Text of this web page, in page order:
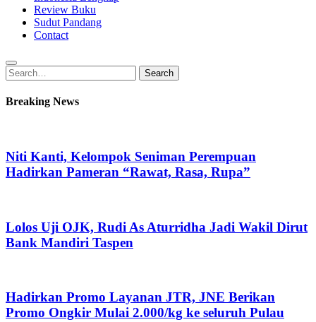
Review Buku
Sudut Pandang
Contact
Search
for:
Search
Breaking News
Niti Kanti, Kelompok Seniman Perempuan
Hadirkan Pameran “Rawat, Rasa, Rupa”
Lolos Uji OJK, Rudi As Aturridha Jadi Wakil Dirut
Bank Mandiri Taspen
Hadirkan Promo Layanan JTR, JNE Berikan
Promo Ongkir Mulai 2.000/kg ke seluruh Pulau